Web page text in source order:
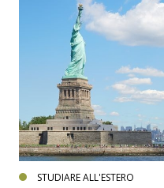
STUDIARE ALL'ESTERO